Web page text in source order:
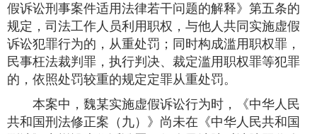
假诉讼刑事案件适用法律若干问题的解释》第五条的
规定，司法工作人员利用职权，与他人共同实施虚假
诉讼犯罪行为的，从重处罚；同时构成滥用职权罪，
民事枉法裁判罪，执行判决、裁定滥用职权罪等犯罪
的，依照处罚较重的规定定罪从重处罚。
本案中，魏某实施虚假诉讼行为时，《中华人民
共和国刑法修正案（九）》尚未在《中华人民共和国